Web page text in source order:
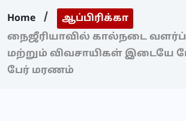
Home
ஆப்பிரிக்கா
நைஜீரியாவில் கால்நடை
மற்றும் விவசாயிகள் இடையே
பேர் மரணம்